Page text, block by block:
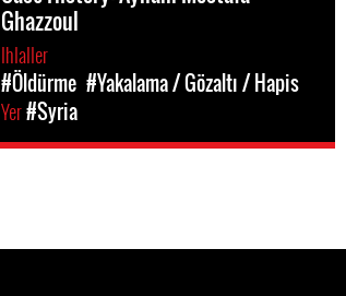
Ghazzoul
Ihlaller
#Öldürme #Yakalama / Gözaltı / Hapis
Yer#Syria